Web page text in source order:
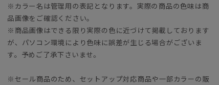
※カラー名は管理用の表記となります。実際の商品の色味は商
品画像をご確認ください。
※商品画像はできる限り実際の色に近づけて掲載しております
が、パソコン環境により色味に誤差が生じる場合がございま
す。予めご了承下さいませ。
※セール商品のため、セットアップ対応商品や一部カラーの販